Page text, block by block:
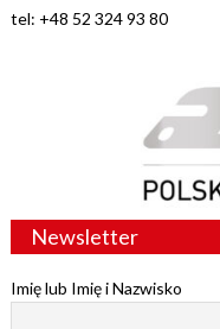
tel: +48 52 324 93 80
Newsletter
Imię lub Imię i Nazwisko